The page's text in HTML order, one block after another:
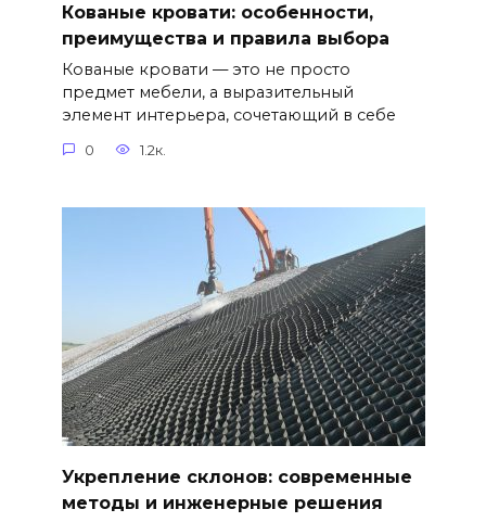
Кованые кровати: особенности,
преимущества и правила выбора
Кованые кровати — это не просто
предмет мебели, а выразительный
элемент интерьера, сочетающий в себе
0 1.2к.
Укрепление склонов: современные
методы и инженерные решения